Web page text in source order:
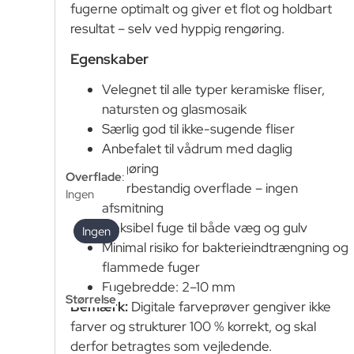
Overflade:
Ingen
Ingen
Størrelse
fugerne optimalt og giver et flot og holdbart
resultat – selv ved hyppig rengøring.
Egenskaber
Velegnet til alle typer keramiske fliser,
natursten og glasmosaik
Særlig god til ikke-sugende fliser
Anbefalet til vådrum med daglig
rengøring
Kulørbestandig overflade – ingen
afsmitning
Fleksibel fuge til både væg og gulv
Minimal risiko for bakterieindtrængning og
flammede fuger
Fugebredde: 2–10 mm
Bemærk: Digitale farveprøver gengiver ikke
farver og strukturer 100 % korrekt, og skal
derfor betragtes som vejledende.